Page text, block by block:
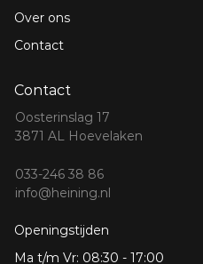
Over ons
Contact
Contact
Oosterinslag 17
3871 AL Hoevelaken
033-246 38 86
info@heining.nl
Openingstijden
Ma t/m Vr: 08:30 - 17:00